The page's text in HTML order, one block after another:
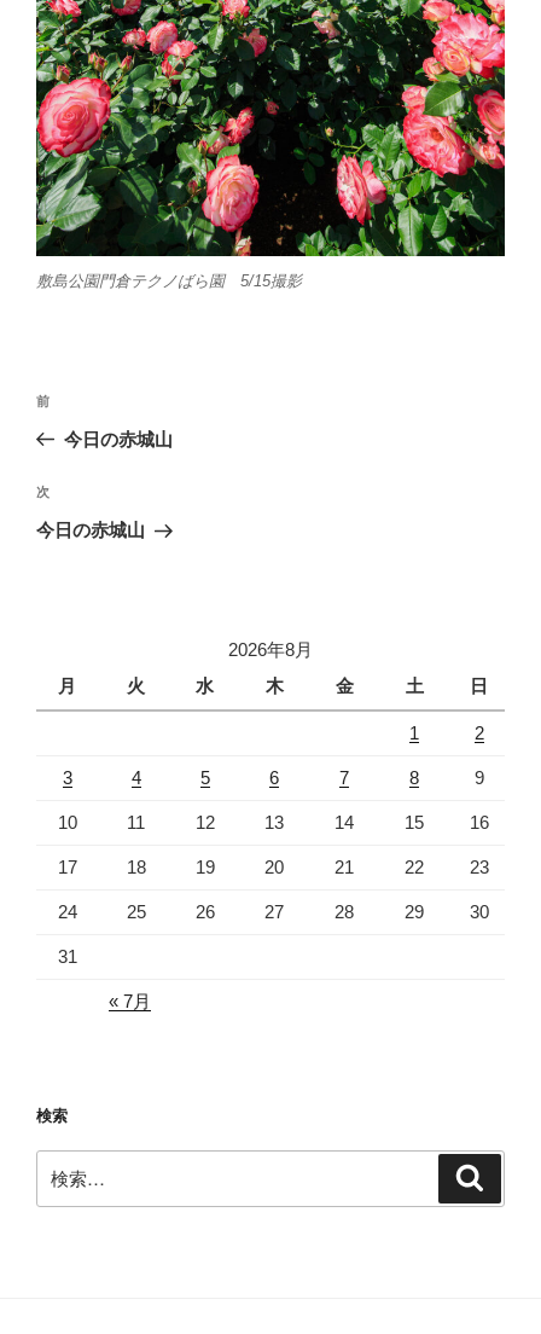
敷島公園門倉テクノばら園 5/15撮影
投
ビ
ゲ
前
の
稿
前
今日の赤城山
次
の
次
今日の赤城山
2026年8月
月
火 水 木 金 土 日
1 2
3 4 5 6 7 8 9
10 11 12 13 14 15 16
17 18 19 20 21 22 23
24 25 26 27 28 29 30
31
« 7月
検索
索: